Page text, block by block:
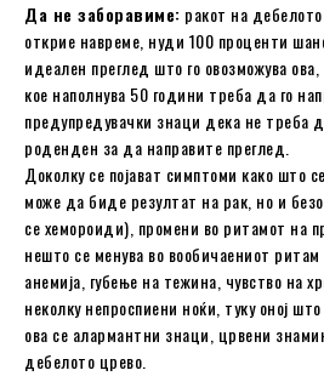
Да не заборавиме: ракот на
открие навреме, нуди 100 проценти
идеален преглед што го овозможува
кое наполнува 50 години треба да го
предупредувачки знаци дека не треба
роденден за да направите преглед.
Доколку се појават симптоми како што
може да биде резултат на рак, но и
се хемороиди), промени во ритамот на
нешто се менува во вообичаениот
анемија, губење на тежина, чувство на
неколку непроспиени ноќи, туку оној
ова се алармантни знаци, црвени
дебелото црево.